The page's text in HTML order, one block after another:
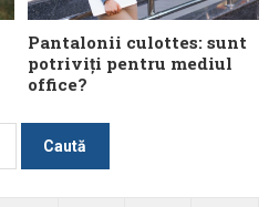
Pantalonii culottes: sunt
potriviți pentru mediul
office?